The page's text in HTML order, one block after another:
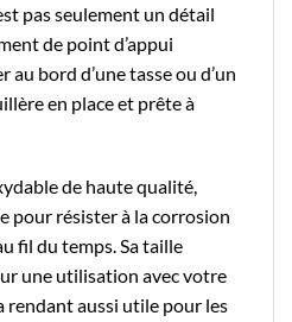
pas seulement un détail
de point d’appui
bord d’une tasse ou d’un
en place et prête à
de haute qualité,
pour résister à la corrosion
fil du temps. Sa taille
une utilisation avec votre
rendant aussi utile pour les